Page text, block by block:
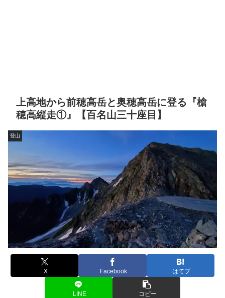
上高地から前穂高岳と奥穂高岳に登る『槍
穂高縦走①』【百名山三十座目】
登山
X Facebook はてブ
LINE コピー